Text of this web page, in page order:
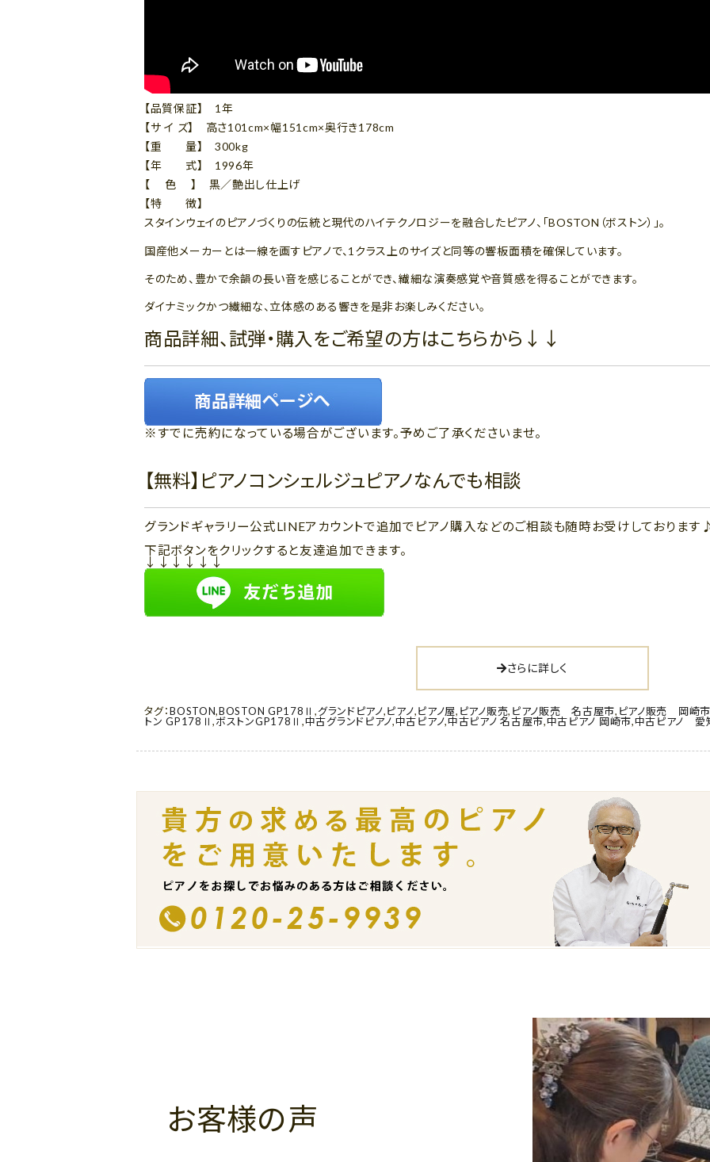
【品質保証】 1年
【サ イ ズ】 高さ101cm×幅151cm×奥行き178cm
【重 量】 300kg
【年 式】 1996年
【 色 】 黒／艶出し仕上げ
【特 徴】
スタインウェイのピアノづくりの伝統と現代のハイテクノロジーを融合したピアノ、「BOSTON（ボストン）」。
国産他メーカーとは一線を画すピアノで、1クラス上のサイズと同等の響板面積を確保しています。
そのため、豊かで余韻の長い音を感じることができ、繊細な演奏感覚や音質感を得ることができます。
ダイナミックかつ繊細な、立体感のある響きを是非お楽しみください。
商品詳細、試弾・購入をご希望の方はこちらから↓↓
※すでに売約になっている場合がございます。予めご了承くださいませ。
【無料】ピアノコンシェルジュピアノなんでも相談
グランドギャラリー公式LINEアカウントで追加でピアノ購入などのご相談も随時お受けしております
下記ボタンをクリックすると友達追加できます。
↓↓↓↓↓↓
さらに詳しく
タグ：BOSTON,BOSTON GP178Ⅱ,グランドピアノ,ピアノ,ピアノ屋, ピアノ販売, ピアノ販売 名古屋市, ピアノ販売 岡崎市
トン GP178Ⅱ,ボストンGP178Ⅱ,中古グランドピアノ,中古ピアノ,中古ピアノ 名古屋市,中古ピアノ 岡崎市,中古ピアノ 愛
お客様の声